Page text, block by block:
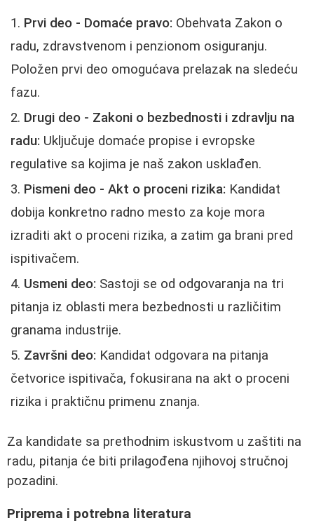
Prvi deo - Domaće pravo: Obehvata Zakon o
radu, zdravstvenom i penzionom osiguranju.
Položen prvi deo omogućava prelazak na sledeću
fazu.
Drugi deo - Zakoni o bezbednosti i zdravlju na
radu: Uključuje domaće propise i evropske
regulative sa kojima je naš zakon usklađen.
Pismeni deo - Akt o proceni rizika: Kandidat
dobija konkretno radno mesto za koje mora
izraditi akt o proceni rizika, a zatim ga brani pred
ispitivačem.
Usmeni deo: Sastoji se od odgovaranja na tri
pitanja iz oblasti mera bezbednosti u različitim
granama industrije.
Završni deo: Kandidat odgovara na pitanja
četvorice ispitivača, fokusirana na akt o proceni
rizika i praktičnu primenu znanja.
Za kandidate sa prethodnim iskustvom u zaštiti na
radu, pitanja će biti prilagođena njihovoj stručnoj
pozadini.
Priprema i potrebna literatura